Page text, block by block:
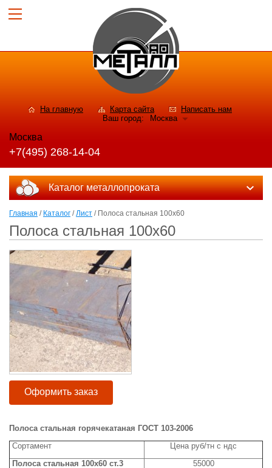
На главную Карта сайта
Написать нам
Ваш город:
Москва
Москва
+7(495) 268-14-04
Каталог металлопроката
Главная / Каталог /Лист / Полоса стальная 100x60
Полоса стальная 100x60
Оформить заказ
Полоса стальная горячекатаная ГОСТ 103-2006
Сортамент
Цена руб/тн с ндс
Полоса стальная 100x60 ст.3
55000